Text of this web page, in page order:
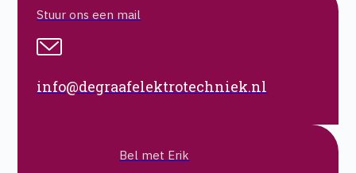
Stuur ons een mail
info@degraafelektrotechniek.nl
Bel met Erik